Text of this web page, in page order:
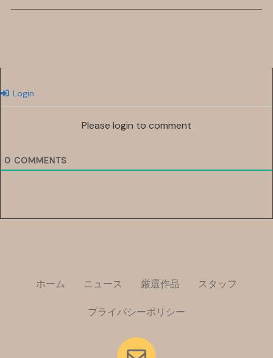
Login
Please login to comment
0 COMMENTS
ホーム ニュース 厳選作品 スタッフ
プライバシーポリシー